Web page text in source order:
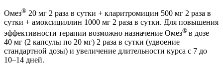
Омез® 20 мг 2 раза в сутки + кларитромицин 500 мг 2 раза в
сутки + амоксициллин 1000 мг 2 раза в сутки. Для повышения
эффективности терапии возможно назначение Омез® в дозе
40 мг (2 капсулы по 20 мг) 2 раза в сутки (удвоение
стандартной дозы) и увеличение длительности курса с 7 до
10–14 дней.